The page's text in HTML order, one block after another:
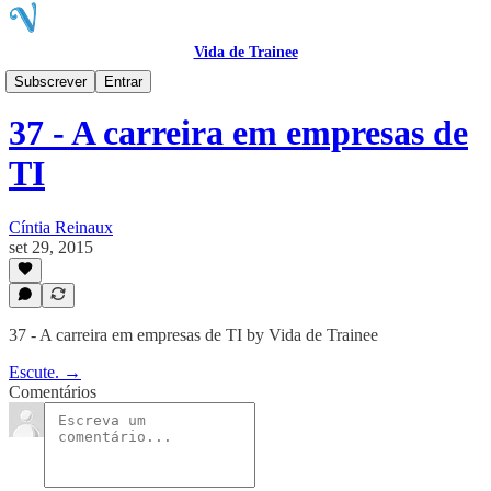
Vida de Trainee
Subscrever
Entrar
VTcast
37 - A carreira em empresas de
TI
Cíntia Reinaux
set 29, 2015
37 - A carreira em empresas de TI by Vida de Trainee
Escute. →
Comentários